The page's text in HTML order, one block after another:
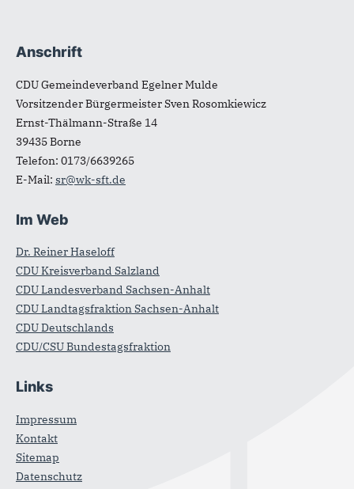
Fußbereich
Anschrift
CDU Gemeindeverband Egelner Mulde
Vorsitzender Bürgermeister Sven Rosomkiewicz
Ernst-Thälmann-Straße 14
39435Borne
Telefon: 0173/6639265
E-Mail: sr@wk-sft.de
Im Web
Dr. Reiner Haseloff
CDU Kreisverband Salzland
CDU Landesverband Sachsen-Anhalt
CDU Landtagsfraktion Sachsen-Anhalt
CDU Deutschlands
CDU/CSU Bundestagsfraktion
Links
Impressum
Kontakt
Sitemap
Datenschutz